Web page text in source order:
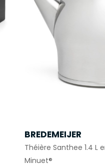
BREDEMEIJER
Théière Santhee 1.4 L
Minuet®